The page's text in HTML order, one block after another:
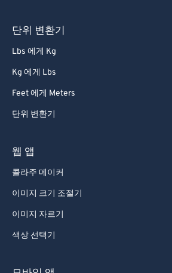
단위 변환기
Lbs 에게 Kg
Kg 에게 Lbs
Feet 에게 Meters
단위 변환기
웹 앱
콜라주 메이커
이미지 크기 조절기
이미지 자르기
색상 선택기